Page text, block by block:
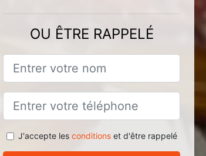
OU ÊTRE RAPPELÉ
J'accepte les conditionset d'être rappelé